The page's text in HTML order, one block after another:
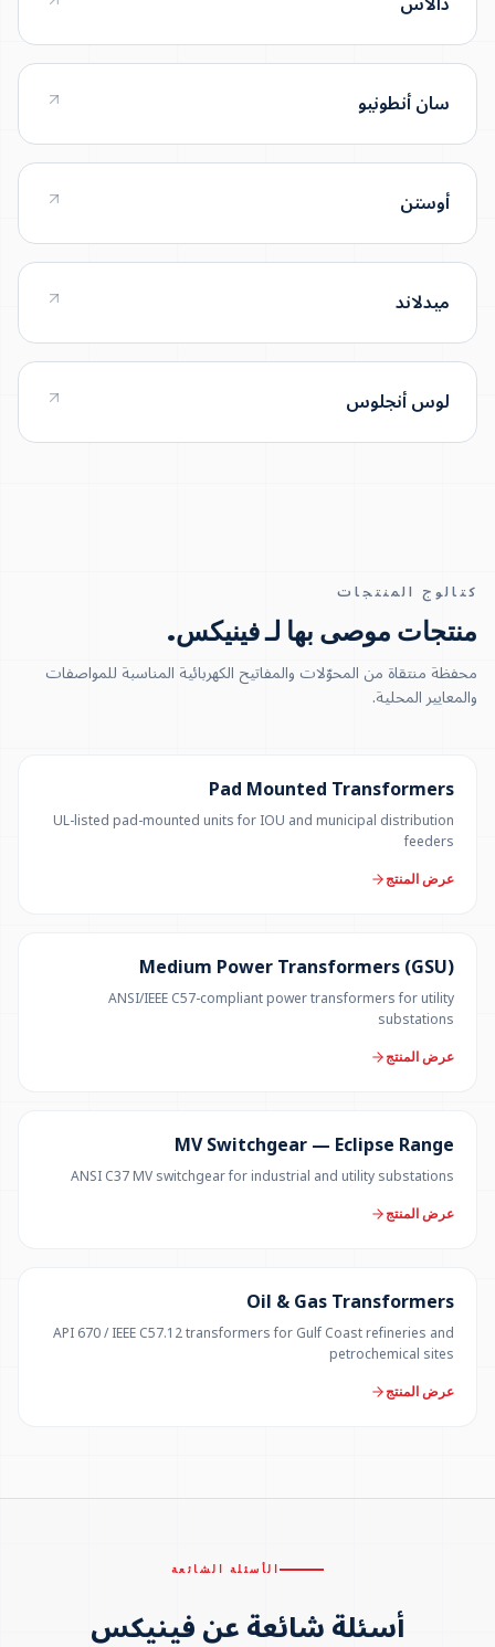
سان أنطونيو
أوستن
ميدلاند
لوس أنجلوس
كتالوج المنتجات
منتجات موصى بها لـ فينيكس.
محفظة منتقاة من المحوّلات والمفاتيح الكهربائية المناسبة للمواصفات
والمعايير المحلية.
Pad Mounted Transformers
UL-listed pad-mounted units for IOU and municipal distribution
feeders
عرض المنتج
Medium Power Transformers (GSU)
ANSI/IEEE C57-compliant power transformers for utility
substations
عرض المنتج
MV Switchgear — Eclipse Range
ANSI C37 MV switchgear for industrial and utility substations
عرض المنتج
Oil & Gas Transformers
API 670 / IEEE C57.12 transformers for Gulf Coast refineries and
petrochemical sites
عرض المنتج
الأسئلة الشائعة
أسئلة شائعة عن فينيكس